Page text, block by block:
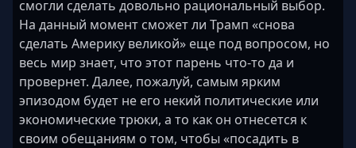
смогли сделать довольно рациональный выбор.
На данный момент сможет ли Трамп «снова
сделать Америку великой» еще под вопросом, но
весь мир знает, что этот парень что-то да и
провернет. Далее, пожалуй, самым ярким
эпизодом будет не его некий политические или
экономические трюки, а то как он отнесется к
своим обещаниям о том, чтобы «посадить в